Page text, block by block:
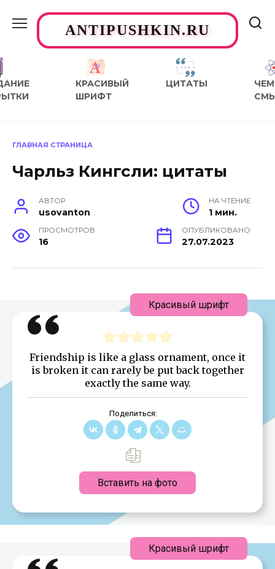
содержаниюANTIPUSHKIN.RU
КРАСИВЫЙ
ШРИФТ
ЦИТАТЫ
ЧЕМ
ГЛАВНАЯ СТРАНИЦА
Чарльз Кингсли: цитаты
АВТОР
usovanton
НА ЧТЕНИЕ
1 мин.
ПРОСМОТРОВ
16
ОПУБЛИКОВАНО
27.07.2023
Friendship is like a glass ornament, once it
is broken it can rarely be put back together
exactly the same way.
Поделиться:
Вставить на фото
Красивый шрифт
Красивый шрифт